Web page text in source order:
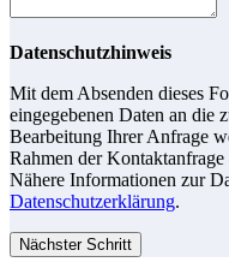
Datenschutzhinweis
Mit dem Absenden dieses
eingegebenen Daten an die
Bearbeitung Ihrer Anfrage
Rahmen der
Nähere Informationen zur
Datenschutzerklärung.
Nächster Schritt